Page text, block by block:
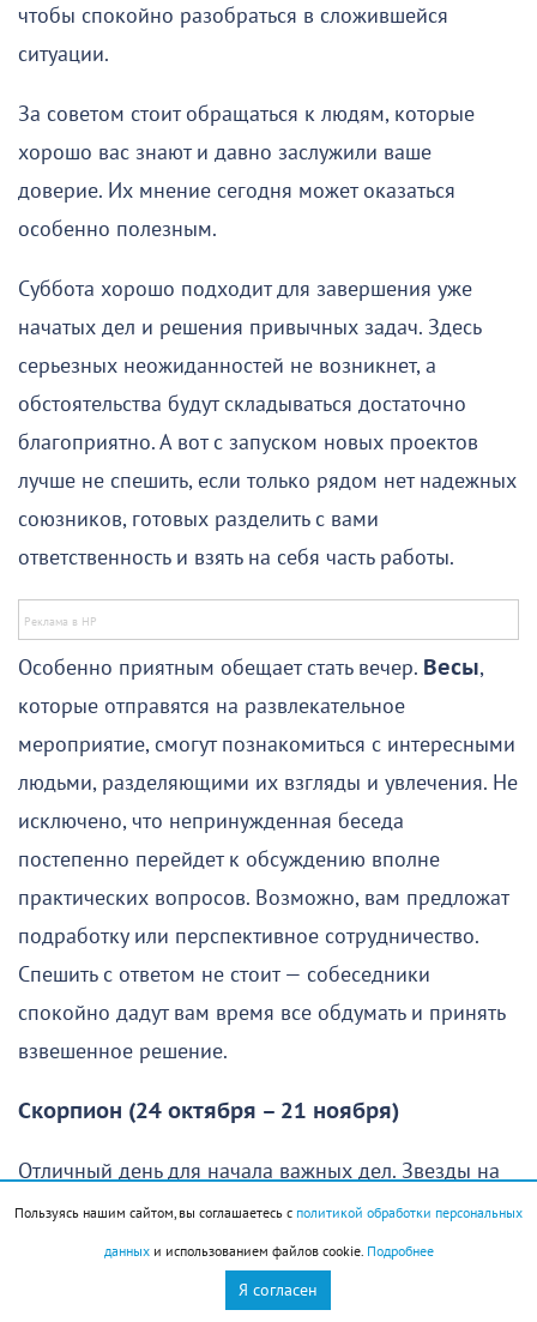
чтобы спокойно разобраться в сложившейся
ситуации.
За советом стоит обращаться к людям, которые
хорошо вас знают и давно заслужили ваше
доверие. Их мнение сегодня может оказаться
особенно полезным.
Суббота хорошо подходит для завершения уже
начатых дел и решения привычных задач. Здесь
серьезных неожиданностей не возникнет, а
обстоятельства будут складываться достаточно
благоприятно. А вот с запуском новых проектов
лучше не спешить, если только рядом нет надежных
союзников, готовых разделить с вами
ответственность и взять на себя часть работы.
Особенно приятным обещает стать вечер. Весы,
которые отправятся на развлекательное
мероприятие, смогут познакомиться с интересными
людьми, разделяющими их взгляды и увлечения. Не
исключено, что непринужденная беседа
постепенно перейдет к обсуждению вполне
практических вопросов. Возможно, вам предложат
подработку или перспективное сотрудничество.
Спешить с ответом не стоит — собеседники
спокойно дадут вам время все обдумать и принять
взвешенное решение.
Скорпион (24 октября – 21 ноября)
Отличный день для начала важных дел. Звезды на
вашей стороне, поэтому добиться первых успехов
удастся быстрее, чем вы ожидали. К тому же охотно
помогут давние знакомые и проверенные
Пользуясь нашим сайтом, вы соглашаетесь с политикой обработки персональных
данныхи использованием файлов cookie. Подробнее
Я согласен